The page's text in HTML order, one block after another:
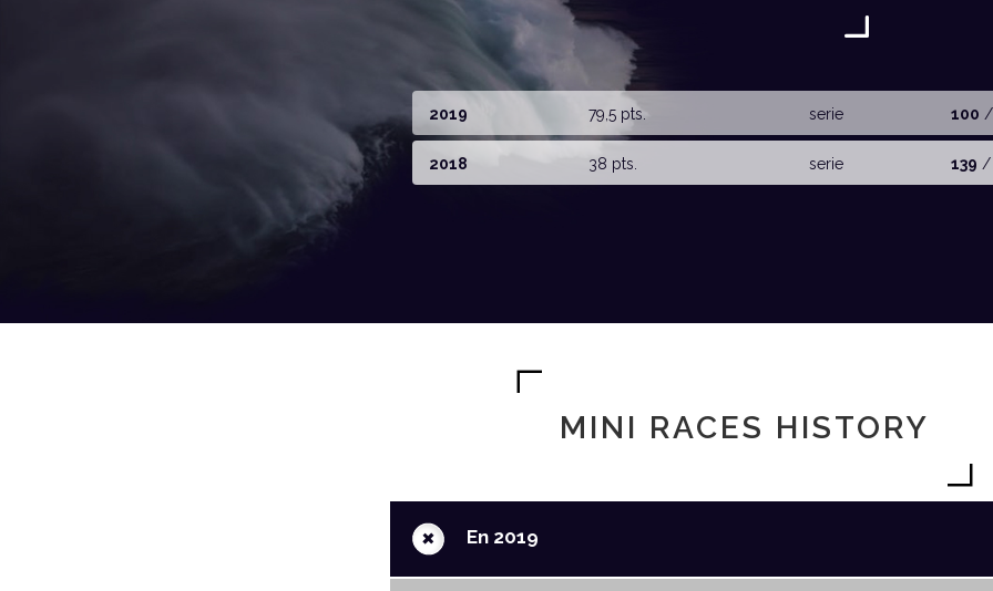
2019 79,5 pts. serie 100 /
2018 38 pts. serie 139 /
MINI RACES HISTORY
+ En 2019